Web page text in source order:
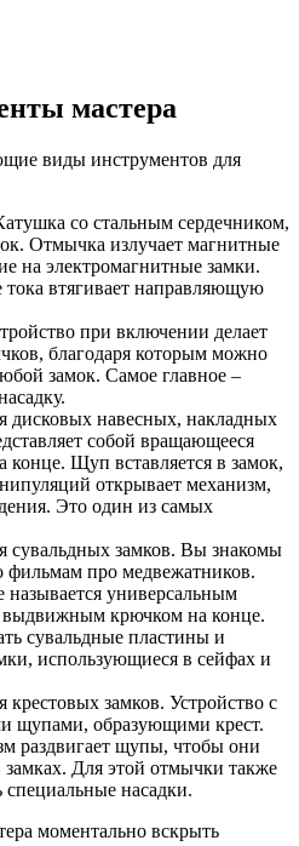
мастера
виды инструментов для
со стальным сердечником,
Отмычка излучает магнитные
на электромагнитные замки.
втягивает направляющую
при включении делает
благодаря которым можно
замок. Самое главное –
дисковых навесных, накладных
собой вращающееся
конце. Щуп вставляется в замок,
открывает механизм,
Это один из самых
сувальдных замков. Вы знакомы
фильмам про медвежатников.
универсальным
выдвижным крючком на конце.
сувальдные пластины и
использующиеся в сейфах и
замков. Устройство с
щупами, образующими крест.
раздвигает щупы, чтобы они
Для этой отмычки также
специальные насадки.
моментально вскрыть